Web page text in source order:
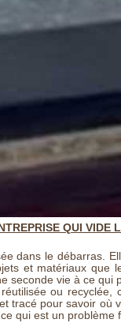
QUI VIDE
dans le débarras.
et matériaux
seconde vie à ce
ou
tracé pour savoir
qui est un problème